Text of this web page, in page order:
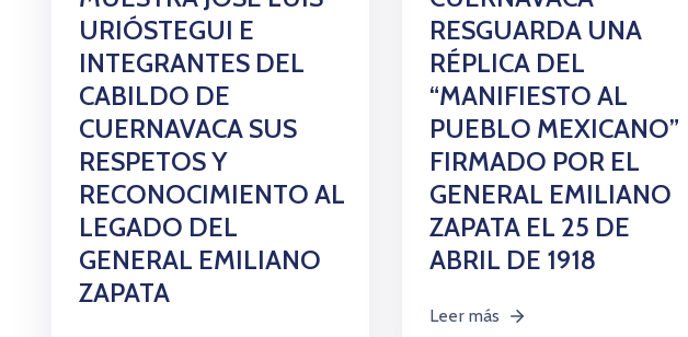
URIÓSTEGUI E
INTEGRANTES DEL
CABILDO DE
CUERNAVACA SUS
RESPETOS Y
RECONOCIMIENTO AL
LEGADO DEL
GENERAL EMILIANO
ZAPATA
RESGUARDA UNA
RÉPLICA DEL
“MANIFIESTO AL
PUEBLO MEXICANO”
FIRMADO POR EL
GENERAL EMILIANO
ZAPATA EL 25 DE
ABRIL DE 1918
Leer más